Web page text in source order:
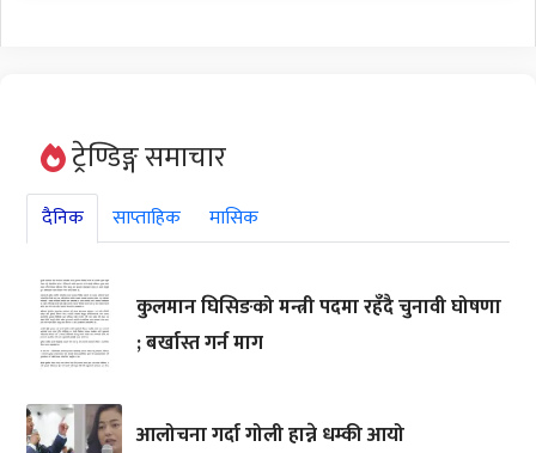
ट्रेण्डिङ्ग समाचार
दैनिक साप्ताहिक मासिक
कुलमान घिसिङको मन्त्री पदमा रहँदै चुनावी घोषणा
; बर्खास्त गर्न माग
आलोचना गर्दा गोली हान्ने धम्की आयो